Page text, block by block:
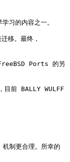
习的内容之一。
移。最终，
Ports 的另
前 BALLY WULFF
制更合理。所幸的